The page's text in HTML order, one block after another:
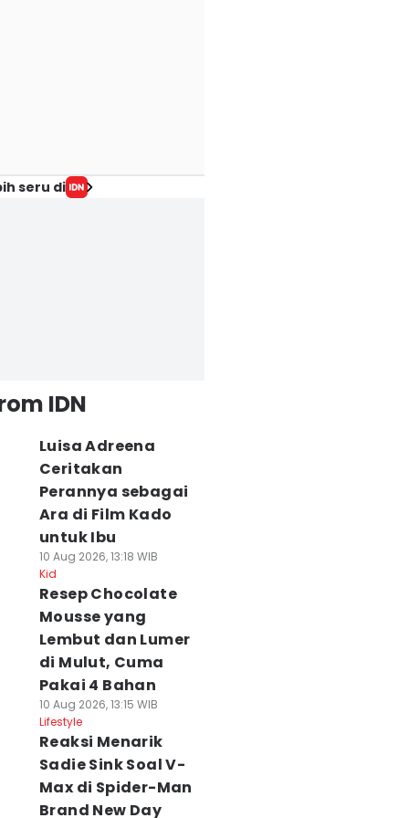
seru di
IDN
Luisa Adreena
Ceritakan
Perannya sebagai
Ara di Film Kado
untuk Ibu
10 Aug 2026, 13:18 WIB
Kid
Resep Chocolate
Mousse yang
Lembut dan Lumer
di Mulut, Cuma
Pakai 4 Bahan
10 Aug 2026, 13:15 WIB
Lifestyle
Reaksi Menarik
Sadie Sink Soal V-
Max di Spider-Man
Brand New Day